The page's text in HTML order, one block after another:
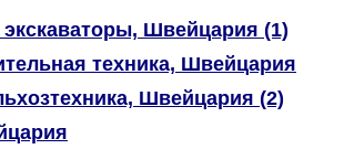
Швейцария (1)
техника, Швейцария
Швейцария (2)